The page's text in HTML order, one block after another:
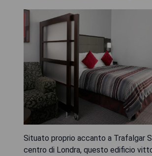
Situato proprio accanto a Trafalgar
centro di Londra, questo edificio